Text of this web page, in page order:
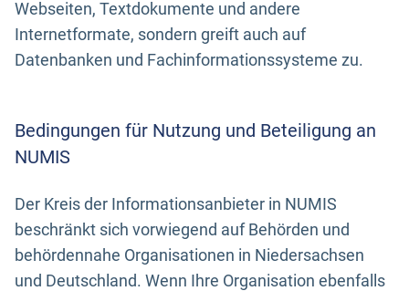
Webseiten, Textdokumente und andere
Internetformate, sondern greift auch auf
Datenbanken und Fachinformationssysteme zu.
Bedingungen für Nutzung und Beteiligung an
NUMIS
Der Kreis der Informationsanbieter in NUMIS
beschränkt sich vorwiegend auf Behörden und
behördennahe Organisationen in Niedersachsen
und Deutschland. Wenn Ihre Organisation ebenfalls